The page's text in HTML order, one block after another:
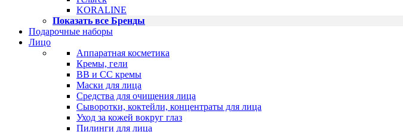
KORALINE
Показать все Бренды
Подарочные наборы
Лицо
Аппаратная косметика
Кремы, гели
BB и CC кремы
Маски для лица
Средства для очищения лица
Сыворотки, коктейли, концентраты для лица
Уход за кожей вокруг глаз
Пилинги для лица